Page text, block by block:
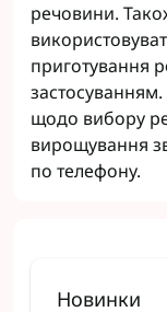
речовини.
приготування
щодо вибору
вирощування
по телефону.
Новинки